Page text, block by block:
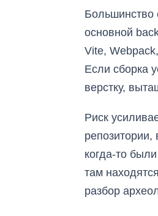
Большинство
основной
Vite,
Если сборка
верстку,
Риск
когда-то
там
разбор